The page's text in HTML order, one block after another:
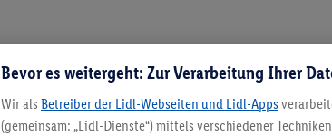
Bevor es weitergeht: Zur Verarbeitung Ihrer
Wir als Betreiber der Lidl-Webseiten und Lidl-Apps
(gemeinsam: „Lidl-Dienste“) mittels verschiedener